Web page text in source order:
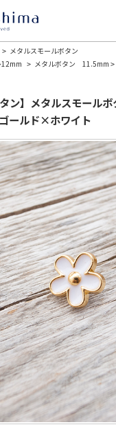
> メタルスモールボタン
> メタルボタン 11.5mm >
タン】メタルスモール
ールド×ホワイト